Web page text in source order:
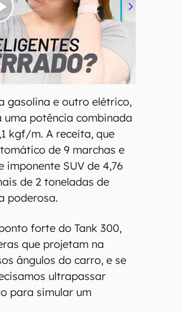
gasolina e outro elétrico,
potência combinada
kgf/m. A receita, que
de 9 marchas e
SUV de 4,76
de 2 toneladas de
poderosa.
forte do Tank 300,
que projetam na
ângulos do carro, e se
ultrapassar
para simular um